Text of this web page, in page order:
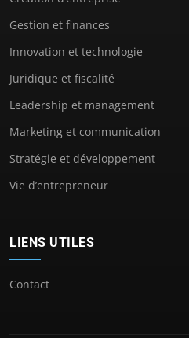
Gestion et finances
Innovation et technologie
Juridique et fiscalité
Leadership et management
Marketing et communication
Stratégie et développement
Vie d’entrepreneur
LIENS UTILES
Contact